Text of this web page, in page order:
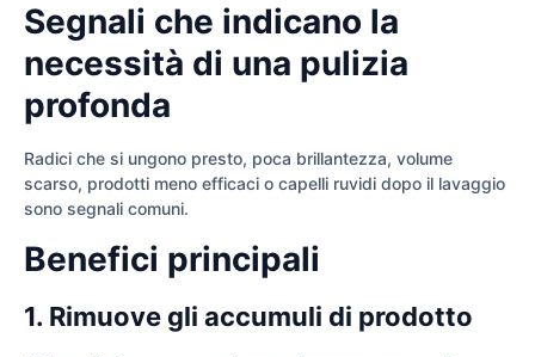
Segnali che indicano la
necessità di una pulizia
profonda
Radici che si ungono presto, poca brillantezza, volume
scarso, prodotti meno efficaci o capelli ruvidi dopo il lavaggio
sono segnali comuni.
Benefici principali
1. Rimuove gli accumuli di prodotto